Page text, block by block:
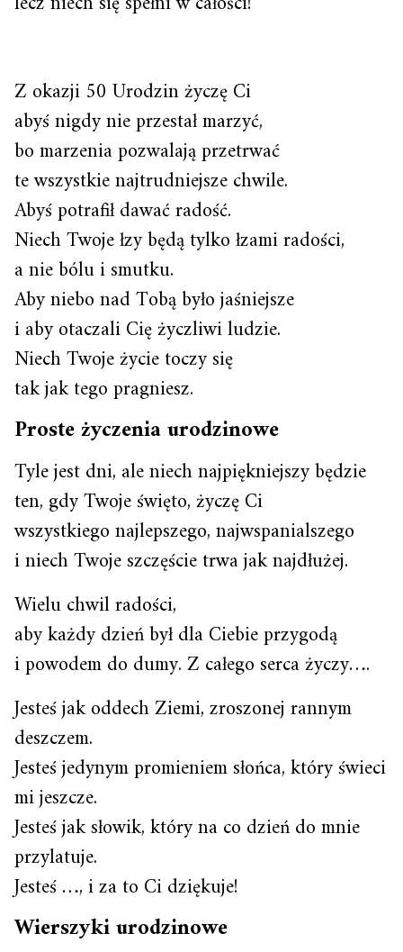
Z okazji 50 Urodzin życzę Ci
abyś nigdy nie przestał marzyć,
bo marzenia pozwalają przetrwać
te wszystkie najtrudniejsze chwile.
Abyś potrafił dawać radość.
Niech Twoje łzy będą tylko łzami radości,
a nie bólu i smutku.
Aby niebo nad Tobą było jaśniejsze
i aby otaczali Cię życzliwi ludzie.
Niech Twoje życie toczy się
tak jak tego pragniesz.
Proste życzenia urodzinowe
Tyle jest dni, ale niech najpiękniejszy będzie
ten, gdy Twoje święto, życzę Ci
wszystkiego najlepszego, najwspanialszego
i niech Twoje szczęście trwa jak najdłużej.
Wielu chwil radości,
aby każdy dzień był dla Ciebie przygodą
i powodem do dumy. Z całego serca życzy….
Jesteś jak oddech Ziemi, zroszonej rannym
deszczem.
Jesteś jedynym promieniem słońca, który świeci
mi jeszcze.
Jesteś jak słowik, który na co dzień do mnie
przylatuje.
Jesteś …, i za to Ci dziękuje!
Wierszyki urodzinowe